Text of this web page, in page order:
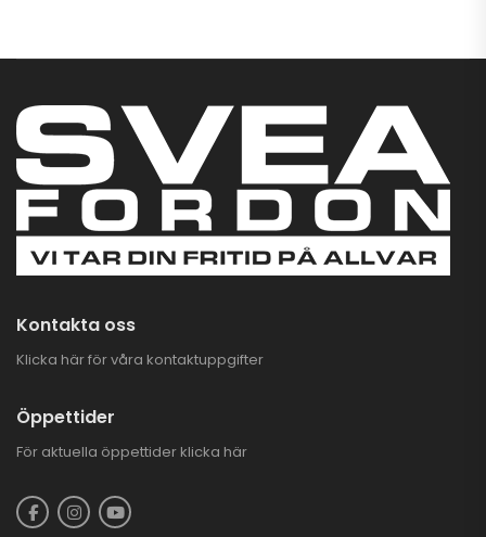
625 TOURING EFI
EPS 4X4
93.900,00 kr
97.900,00kr
CFMOTO CFORCE
625 TOURING EFI
EPS 4X4
93.900,00 kr–
Kontakta oss
Klicka här för våra kontaktuppgifter
Öppettider
För aktuella öppettider klicka här